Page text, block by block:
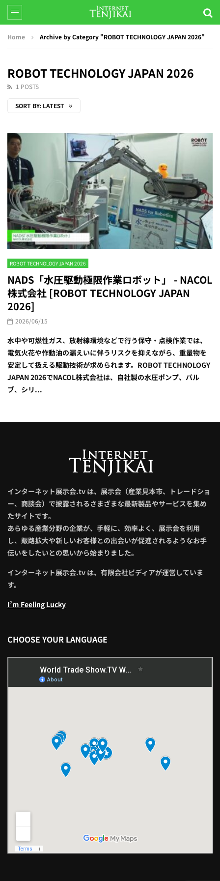
Home Archive by Category "ROBOT TECHNOLOGY JAPAN 2026"
ROBOT TECHNOLOGY JAPAN 2026
1 POSTS
SORT BY: LATEST
ROBOT TECHNOLOGY JAPAN 2026
NADS「水圧駆動極限作業ロボット」 - NACOL
株式会社 [ROBOT TECHNOLOGY JAPAN
2026]
2026/06/15
水中や可燃性ガス、放射線環境などで行う保守・点検作業では、
電気火花や作動油の漏えいに伴うリスクを抑えながら、重量物を
安定して扱える駆動技術が求められます。ROBOT TECHNOLOGY
JAPAN 2026でNACOL株式会社は、自社製の水圧ポンプ、バル
ブ、シリ...
インターネット展示会.tv は、展示会（産業見本市、トレードショ
ー、商談会）で披露されるさまざまな最新製品やサービスを集め
たサイトです。
あらゆる産業分野の企業が、手軽に、効率よく、展示会を利用
し、販路拡大や新しいお客様との出会いが促進されるようなお手
伝いをしたいとの思いから始まりました。
インターネット展示会.tv は、有限会社ビディアが運営していま
す。
I’m Feeling Lucky
CHOOSE YOUR LANGUAGE